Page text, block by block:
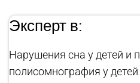
Эксперт в:
Нарушения сна у детей и
полисомнография у детей